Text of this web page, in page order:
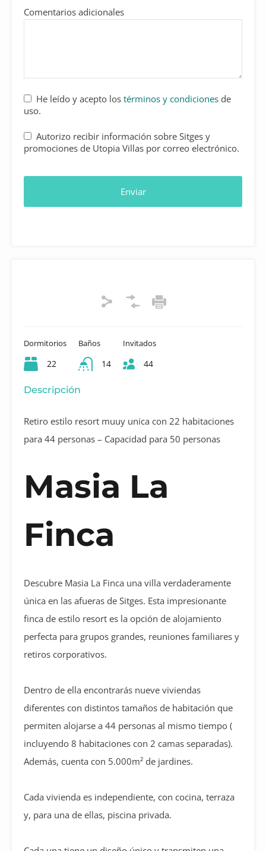
Dormitorios
22
Baños
14
Invitados
44
Descripción
Retiro estilo resort muuy unica con 22 habitaciones
para 44 personas – Capacidad para 50 personas
Masia La
Finca
Descubre Masia La Finca una villa verdaderamente
única en las afueras de Sitges. Esta impresionante
finca de estilo resort es la opción de alojamiento
perfecta para grupos grandes, reuniones familiares y
retiros corporativos.
Dentro de ella encontrarás nueve viviendas
diferentes con distintos tamaños de habitación que
permiten alojarse a 44 personas al mismo tiempo (
incluyendo 8 habitaciones con 2 camas separadas).
Además, cuenta con 5.000m² de jardines.
Cada vivienda es independiente, con cocina, terraza
y, para una de ellas, piscina privada.
Comentarios adicionales
He leído y acepto los términos y condiciones de
uso.
Autorizo recibir información sobre Sitges y
promociones de Utopia Villas por correo electrónico.
Enviar